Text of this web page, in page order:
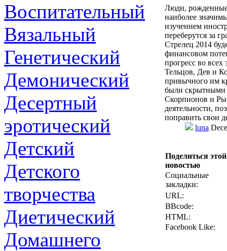
Воспитательный
Вязальный
Генетический
Демонический
Десертный
эротический
Детский
Детского
творчества
Диетический
Домашнего
Люди, рожденные
наиболее
изучением
переберутся за
Стрелец 2014
финансовом
прогресс во
Тельцов, Дев и
привычного им
были скрытными
Скорпионов и
деятельности,
поправить свои
luna
Поделиться этой
новостью
Социальные
закладки:
URL:
BBcode:
HTML:
Facebook Like: